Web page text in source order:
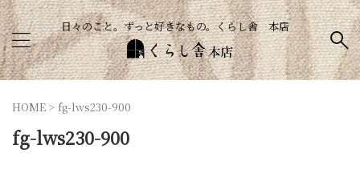
日々のこと。ずっと好きなもの。くらし舎 本店
HOME > fg-lws230-900
fg-lws230-900